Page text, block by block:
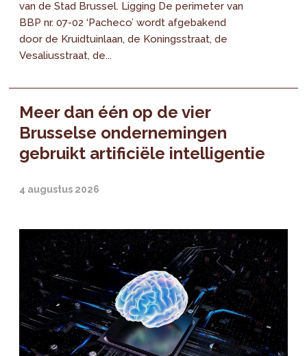
van de Stad Brussel. Ligging De perimeter van
BBP nr. 07-02 ‘Pacheco’ wordt afgebakend
door de Kruidtuinlaan, de Koningsstraat, de
Vesaliusstraat, de...
Meer dan één op de vier
Brusselse ondernemingen
gebruikt artificiële intelligentie
4 augustus 2026